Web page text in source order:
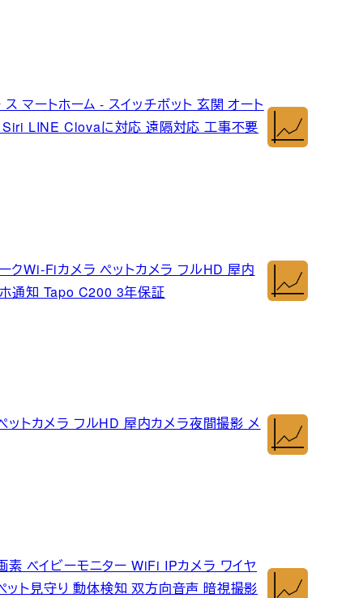
マートホーム - スイッチボット 玄関 オート
LINE Clovaに対応 遠隔対応 工事不要
クWi-Fiカメラ ペットカメラ フルHD 屋内
通知 Tapo C200 3年保証
トカメラ フルHD 屋内カメラ夜間撮影 メ
ベイビーモニター WiFi IPカメラ ワイヤ
ット見守り 動体検知 双方向音声 暗視撮影